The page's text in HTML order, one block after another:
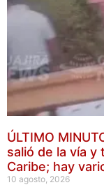
ÚLTIMO
salió de la vía y
Caribe; hay
10 agosto, 2026